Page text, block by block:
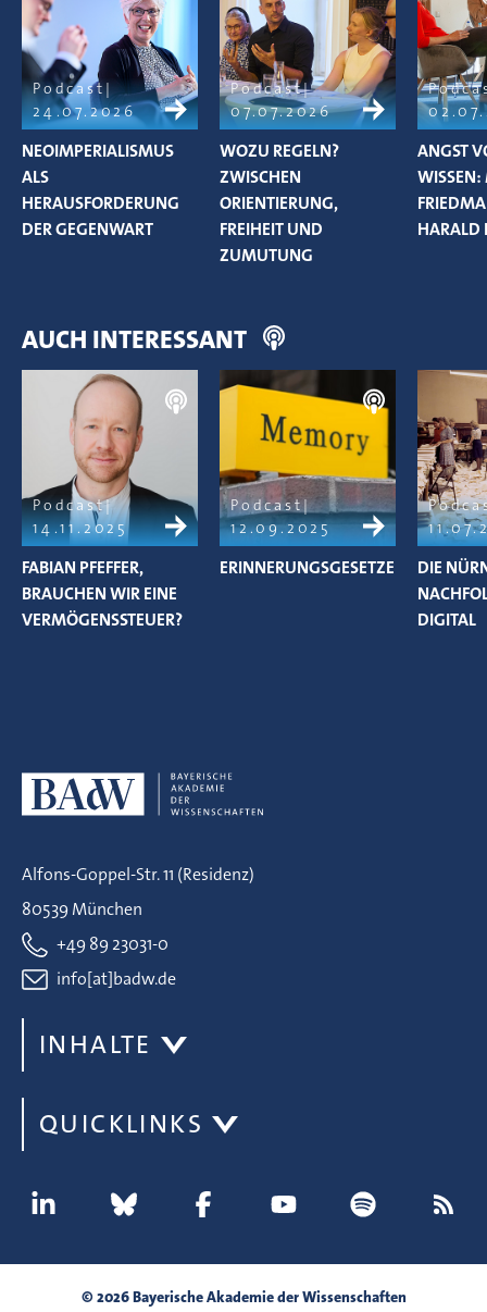
Podcast
24.07.2026
NEOIMPERIALISMUS
ALS
HERAUSFORDERUNG
DER GEGENWART
Podcast
07.07.2026
WOZU REGELN?
ZWISCHEN
ORIENTIERUNG,
FREIHEIT UND
ZUMUTUNG
ANGST
WISSEN:
HARALD
AUCH INTERESSANT
Podcast
14.11.2025
FABIAN PFEFFER,
BRAUCHEN WIR EINE
VERMÖGENSSTEUER?
Podcast
12.09.2025
ERINNERUNGSGESETZE
DIE
DIGITAL
Alfons-Goppel-Str. 11 (Residenz)
80539 München
+49 89 23031-0
info[at]badw.de
INHALTE
QUICKLINKS
© 2026 Bayerische Akademie der Wissenschaften